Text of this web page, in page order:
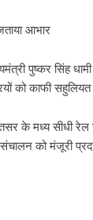
आभार
पुष्कर सिंह
को काफी सहुलियत
के मध्य सीधी
को मंजूरी